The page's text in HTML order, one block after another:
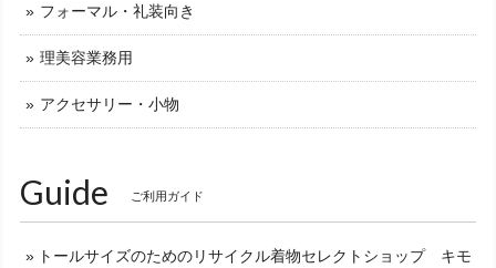
フォーマル・礼装向き
理美容業務用
アクセサリー・小物
Guide ご利用ガイド
トールサイズのためのリサイクル着物セレクトショップ キモ